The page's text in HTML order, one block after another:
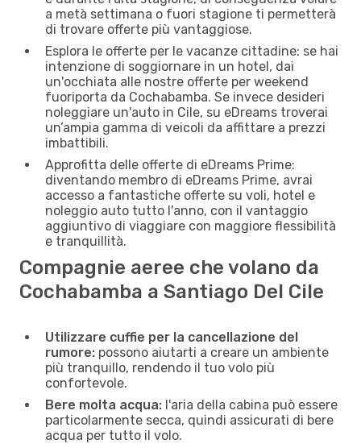
a metà settimana o fuori stagione ti permetterà
di trovare offerte più vantaggiose.
Esplora le offerte per le vacanze cittadine: se hai
intenzione di soggiornare in un hotel, dai
un'occhiata alle nostre offerte per weekend
fuoriporta da Cochabamba. Se invece desideri
noleggiare un'auto in Cile, su eDreams troverai
un’ampia gamma di veicoli da affittare a prezzi
imbattibili.
Approfitta delle offerte di eDreams Prime:
diventando membro di eDreams Prime, avrai
accesso a fantastiche offerte su voli, hotel e
noleggio auto tutto l'anno, con il vantaggio
aggiuntivo di viaggiare con maggiore flessibilità
e tranquillità.
Compagnie aeree che volano da
Cochabamba a Santiago Del Cile
Utilizzare cuffie per la cancellazione del
rumore: possono aiutarti a creare un ambiente
più tranquillo, rendendo il tuo volo più
confortevole.
Bere molta acqua: l'aria della cabina può essere
particolarmente secca, quindi assicurati di bere
acqua per tutto il volo.